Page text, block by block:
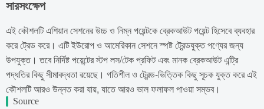
সারসংক্ষেপ
এই কৌশলটি এশিয়ান সেশনের উচ্চ ও নিম্ন পয়েন্টকে ব্রেকআউট পয়েন্ট হিসেবে ব্যবহার
করে ট্রেড করে। এটি ইউরোপ ও আমেরিকান সেশনে স্পষ্ট ট্রেন্ডযুক্ত পণ্যের জন্য
উপযুক্ত। তবে নির্দিষ্ট পয়েন্টের স্টপ লস/টেক প্রফিট এবং মানক ব্রেকআউট এন্ট্রি
পদ্ধতির কিছু সীমাবদ্ধতা রয়েছে। গতিশীল ও ট্রেন্ড-ভিত্তিক কিছু সূচক যুক্ত করে এই
কৌশলটি আরও উন্নত করা যায়, যাতে আরও ভাল ফলাফল পাওয়া সম্ভব।
Source